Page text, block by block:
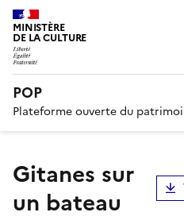
MINISTÈRE
DE LA CULTURE
POP
Plateforme ouverte du
Gitanes sur
un bateau